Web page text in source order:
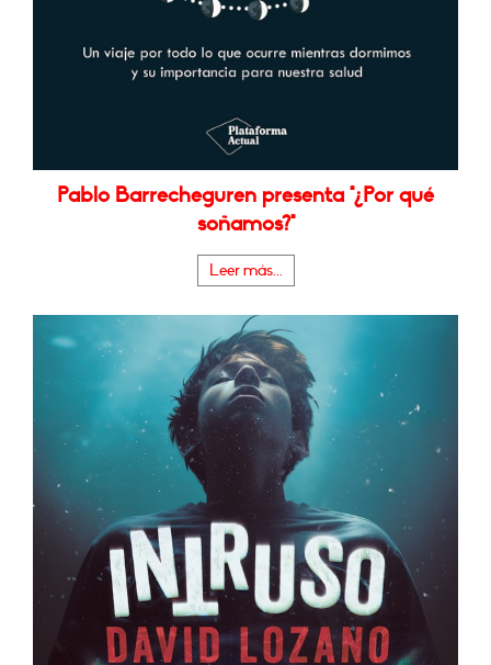
Pablo Barrecheguren presenta "¿Por qué
soñamos?"
Leer más...